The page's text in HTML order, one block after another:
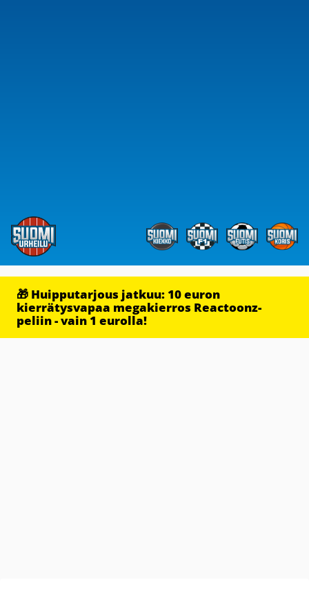
🎁 Huipputarjous jatkuu: 10 euron
kierrätysvapaa megakierros Reactoonz-
peliin - vain 1 eurolla!